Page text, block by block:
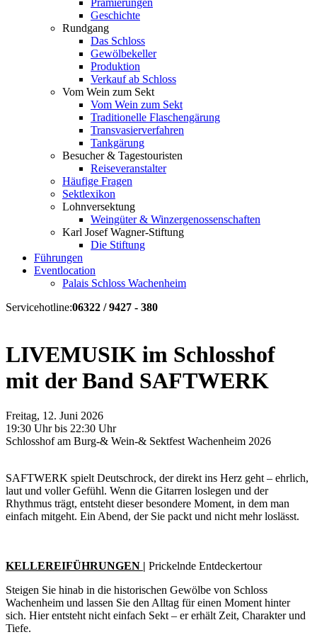
Prämierungen
Geschichte
Rundgang
Das Schloss
Gewölbekeller
Produktion
Verkauf ab Schloss
Vom Wein zum Sekt
Vom Wein zum Sekt
Traditionelle Flaschengärung
Transvasierverfahren
Tankgärung
Besucher & Tagestouristen
Reiseveranstalter
Häufige Fragen
Sektlexikon
Lohnversektung
Weingüter & Winzergenossenschaften
Karl Josef Wagner-Stiftung
Die Stiftung
Führungen
Eventlocation
Palais Schloss Wachenheim
Servicehotline:06322 / 9427 - 380
LIVEMUSIK im Schlosshof
mit der Band SAFTWERK
Freitag, 12. Juni 2026
19:30 Uhr bis 22:30 Uhr
Schlosshof am Burg-& Wein-& Sektfest Wachenheim 2026
SAFTWERK spielt Deutschrock, der direkt ins Herz geht – ehrlich,
laut und voller Gefühl. Wenn die Gitarren loslegen und der
Rhythmus trägt, entsteht dieser besondere Moment, in dem man
einfach mitgeht. Ein Abend, der Sie packt und nicht mehr loslässt.
KELLEREIFÜHRUNGEN | Prickelnde Entdeckertour
Steigen Sie hinab in die historischen Gewölbe von Schloss
Wachenheim und lassen Sie den Alltag für einen Moment hinter
sich. Hier entsteht nicht einfach Sekt – er erhält Zeit, Charakter und
Tiefe.